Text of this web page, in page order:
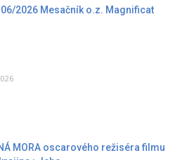
06/2026 Mesačník o.z. Magnificat
MORA oscarového režiséra filmu